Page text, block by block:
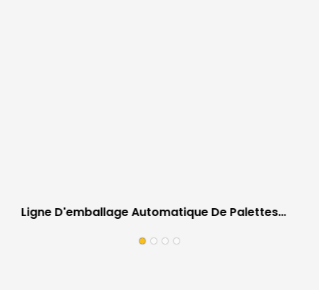
Ligne D'emballage Automatique De Palettes
Travail Sur Site Pour Usines De Revêtements De